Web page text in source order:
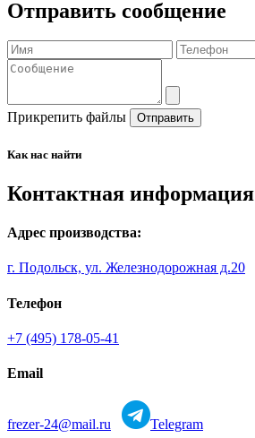
Отправить сообщение
Прикрепить файлы Отправить
Как нас найти
Контактная информация
Адрес производства:
г. Подольск, ул. Железнодорожная д.20
Телефон
+7 (495) 178-05-41
Email
frezer-24@mail.ru Telegram